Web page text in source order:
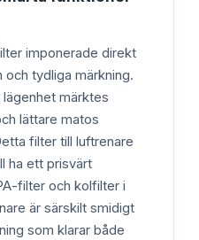
imponerade direkt
och tydliga märkning.
märktes
lättare matos
filter till luftrenare
ha ett prisvärt
filter och kolfilter i
är särskilt smidigt
som klarar både